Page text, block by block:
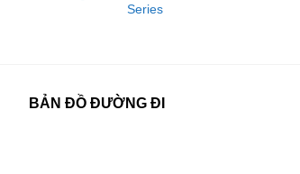
Series
BẢN ĐỒ ĐƯỜNG ĐI